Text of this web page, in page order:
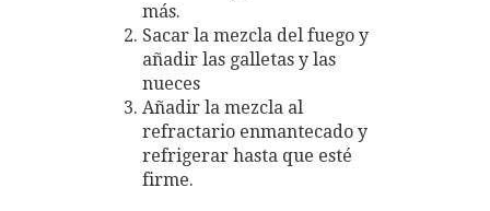
más.
Sacar la mezcla del fuego y
añadir las galletas y las
nueces
Añadir la mezcla al
refractario enmantecado y
refrigerar hasta que esté
firme.